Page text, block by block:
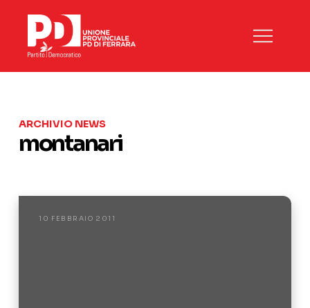
ARCHIVIO NEWS
montanari
10 FEBBRAIO 2011